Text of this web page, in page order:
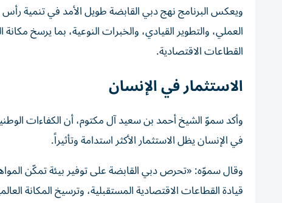
ويعكس البرنامج نهج دبي القابضة طويل الأمد في تنمية
العملي، والتطوير القيادي، والخبرات النوعية، بما يرسخ
القطاعات الاقتصادية.
الاستثمار في الإنسان
وأكد سموّ الشيخ أحمد بن سعيد آل مكتوم، أن الكفاءات
في الإنسان يظل الاستثمار الأكثر استدامة وتأثيراً.
وقال سموّه: «تحرص دبي القابضة على توفير بيئة تمكّن
قيادة القطاعات الاقتصادية المستقبلية، وترسيخ المكانة